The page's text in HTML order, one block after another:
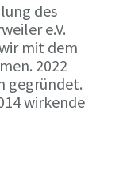
des
e.V.
mit dem
2022
gegründet.
wirkende